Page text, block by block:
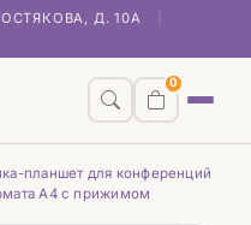
Д. 10А
0
планшет для конференций
А4 с прижимом